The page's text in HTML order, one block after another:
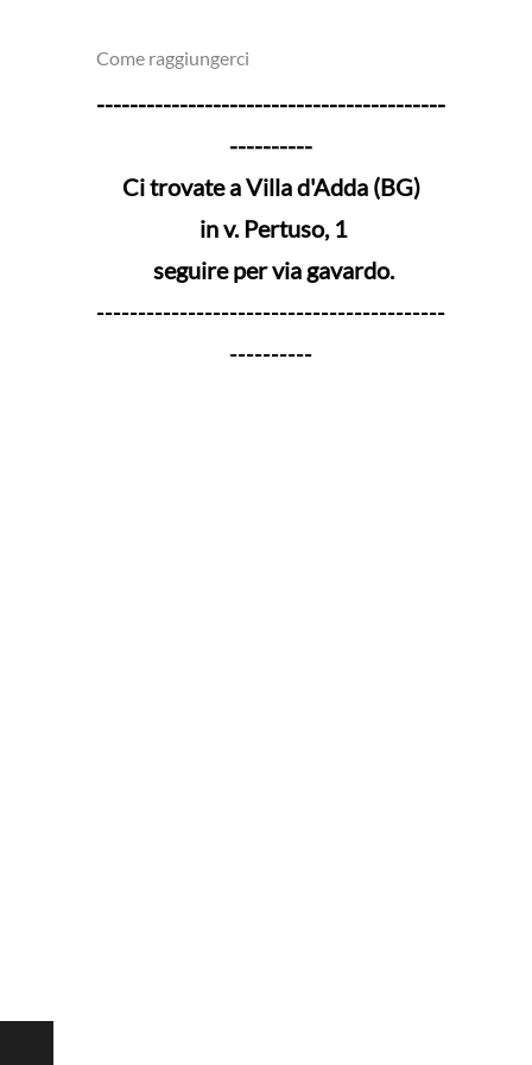
Come raggiungerci
------------------------------------------
----------
Ci trovate a Villa d'Adda (BG)
in v. Pertuso, 1
seguire per via gavardo.
------------------------------------------
----------